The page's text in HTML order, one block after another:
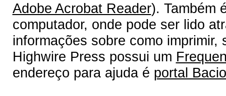
Adobe Acrobat Reader). Também
computador, onde pode ser lido
informações sobre como
Highwire Press possui um
endereço para ajuda é portal